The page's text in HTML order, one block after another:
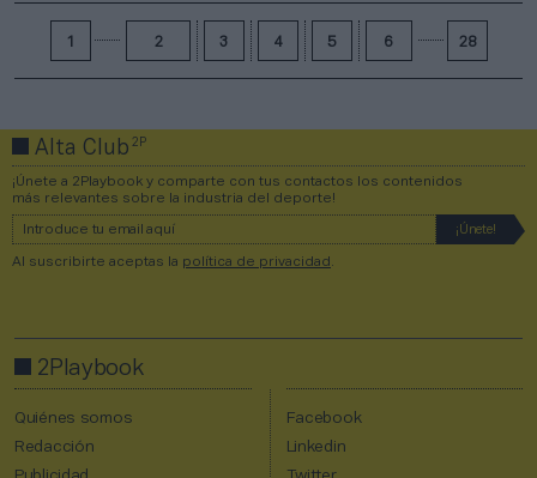
1 2 3 4 5 6 28
Alta Club2P
¡Únete a 2Playbook y comparte con tus contactos los contenidos
más relevantes sobre la industria del deporte!
Al suscribirte aceptas la política de privacidad
2Playbook
Quiénes somos
Redacción
Facebook
Linkedin